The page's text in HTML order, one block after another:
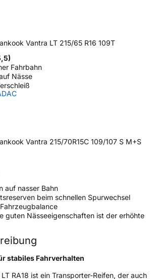
RA18
B
Vantra LT 215/65 R16 109T
Fahrbahn
Nässe
Vantra 215/70R15C 109/107 S M+S
auf nasser Bahn
beim schnellen Spurwechsel
guten Nässeeigenschaften ist der erhöhte
stabiles Fahrverhalten
RA18 ist ein Transporter-Reifen, der auch